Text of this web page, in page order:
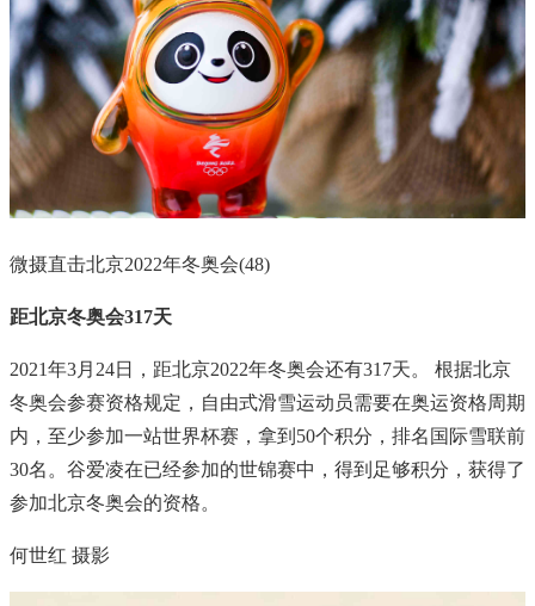
微摄直击北京2022年冬奥会(48)
距北京冬奥会317天
2021年3月24日，距北京2022年冬奥会还有317天。 根据北京
冬奥会参赛资格规定，自由式滑雪运动员需要在奥运资格周期
内，至少参加一站世界杯赛，拿到50个积分，排名国际雪联前
30名。谷爱凌在已经参加的世锦赛中，得到足够积分，获得了
参加北京冬奥会的资格。
何世红 摄影